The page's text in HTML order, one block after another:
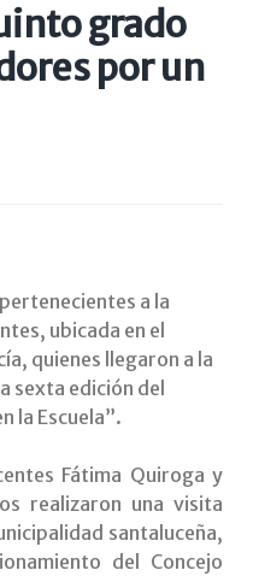
grado
por un
a la
ubicada en el
quienes llegaron a la
sexta edición del
la Escuela”.
Fátima Quiroga y
realizaron una visita
santaluceña,
del Concejo